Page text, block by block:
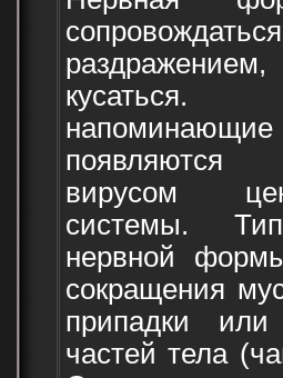
появляются
вирусом
системы.
нервной
сокращения
припадки или
частей тела